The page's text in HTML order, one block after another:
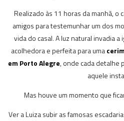
Realizado às 11 horas da manhã, o
amigos para testemunhar um dos
vida do casal. A luz natural invadia
acolhedora e perfeita para uma
em Porto Alegre, onde cada detalhe
aquele
Mas houve um momento que
Ver a Luiza subir as famosas